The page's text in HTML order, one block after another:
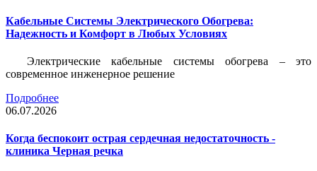
Кабельные Системы Электрического Обогрева:
Надежность и Комфорт в Любых Условиях
Электрические кабельные системы обогрева – это
современное инженерное решение
Подробнее
06.07.2026
Когда беспокоит острая сердечная недостаточность -
клиника Черная речка